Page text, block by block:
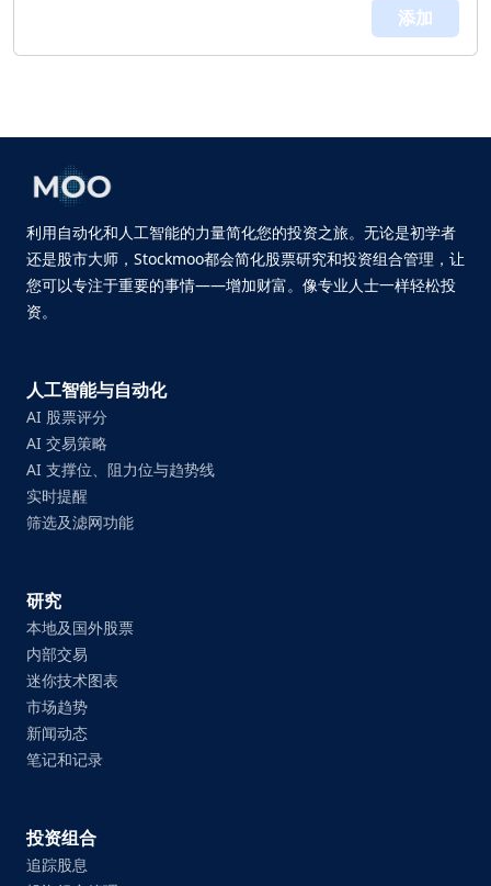
添加
利用自动化和人工智能的力量简化您的投资之旅。无论是初学者
还是股市大师，Stockmoo都会简化股票研究和投资组合管理，让
您可以专注于重要的事情——增加财富。像专业人士一样轻松投
资。
人工智能与自动化
AI 股票评分
AI 交易策略
AI 支撑位、阻力位与趋势线
实时提醒
筛选及滤网功能
研究
本地及国外股票
内部交易
迷你技术图表
市场趋势
新闻动态
笔记和记录
投资组合
追踪股息